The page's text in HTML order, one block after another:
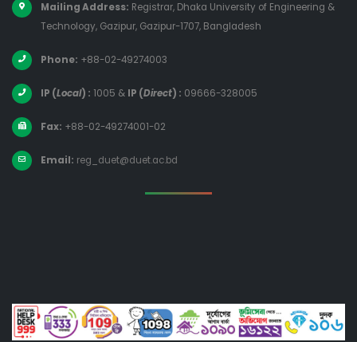
Mailing Address: Registrar, Dhaka University of Engineering &
Technology, Gazipur, Gazipur-1707, Bangladesh
Phone: +88-02-49274003
IP (Local) : 1005 & IP (Direct) : 09666-328005
Fax: +88-02-49274001-02
Email: reg_duet@duet.ac.bd